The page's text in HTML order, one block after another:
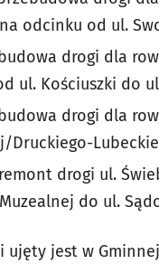
odcinku od ul.
drogi dla
ul. Kościuszki do
drogi dla
Druckiego-
drogi ul.
do ul.
ujęty jest w